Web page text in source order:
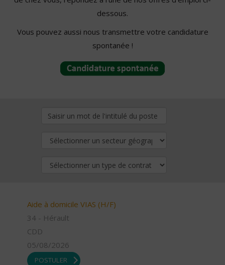
dessous.
Vous pouvez aussi nous transmettre votre candidature
spontanée !
Aide à domicile VIAS (H/F)
34 - Hérault
CDD
05/08/2026
POSTULER